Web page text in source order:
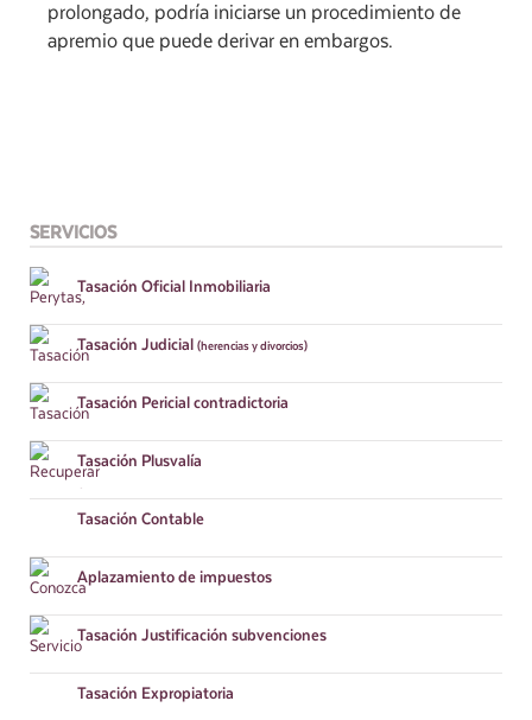
prolongado, podría iniciarse un procedimiento de
apremio que puede derivar en embargos.
SERVICIOS
Tasación Oficial Inmobiliaria
Tasación Judicial (herencias y divorcios)
Tasación Pericial contradictoria
Tasación Plusvalía
Tasación Contable
Aplazamientode impuestos
Tasación Justificación subvenciones
Tasación Expropiatoria